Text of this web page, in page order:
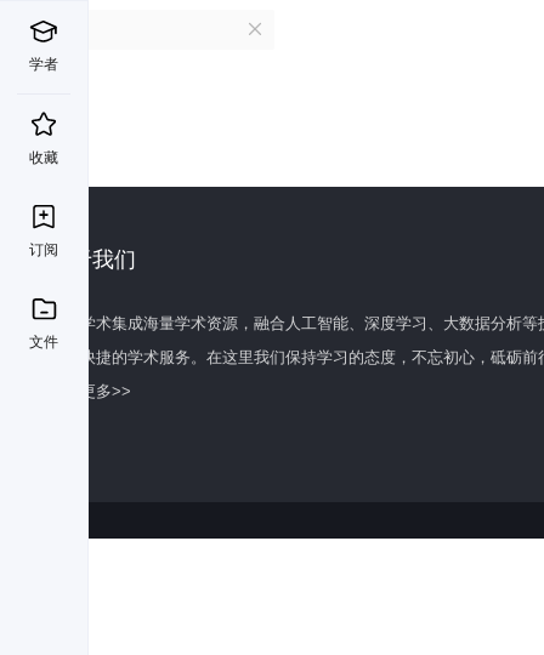
学者
收藏
订阅
文件
W
关于我们
百度学术集成海量学术资源，融合人工智能、深度学习、大数据分析
全面快捷的学术服务。在这里我们保持学习的态度，不忘初心，砥砺前
了解更多>>